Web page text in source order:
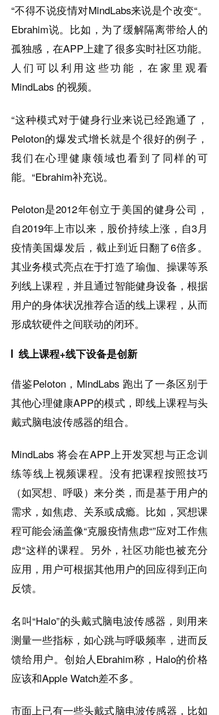
“不得不说疫情对MindLabs来说是个改变“。
Ebrahim说。比如，为了缓解隔离带给人的
孤独感，在APP上建了很多实时社区功能。
人们可以利用这些功能，在家里观看
MindLabs 的视频。
“这种模式对于健身行业来说已经跑通了，
Peloton的爆发式增长就是个很好的例子，
我们在心理健康领域也看到了同样的可
能。“Ebrahim补充说。
Peloton是2012年创立于美国的健身公司，
自2019年上市以来，股价持续上涨，自3月
疫情美国爆发后，截止到近日翻了6倍多。
其业务模式亮点在于打造了瑜伽、操课等系
列线上课程，并且通过智能健身设备，根据
用户的身体状况推荐合适的线上课程，从而
形成软硬件之间联动的闭环。
线上课程+线下设备是创新
借鉴Peloton，MindLabs 跑出了一条区别于
其他心理健康APP的模式，即线上课程与头
戴式脑电波传感器的组合。
MindLabs 将会在APP上开发冥想与正念训
练等线上视频课程。没有把课程按照技巧
（如冥想、呼吸）来分类，而是基于用户的
需求，如焦虑、关系或成瘾。比如，冥想课
程可能会涵盖像“克服疫情焦虑“”应对工作焦
虑“这样的课程。另外，社区功能也被充分
应用，用户可根据其他用户的回应得到正向
反馈。
名叫“Halo”的头戴式脑电波传感器，则用来
测量一些指标，如心跳与呼吸频率，进而反
馈给用户。创始人Ebrahim称，Halo的价格
应该和Apple Watch差不多。
市面上已有一些头戴式脑电波传感器，比如